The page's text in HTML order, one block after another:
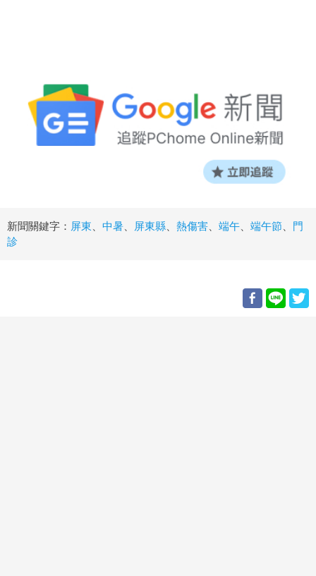
新聞關鍵字： 屏東 中暑 屏東縣 熱傷害 端午 端午節
門
診